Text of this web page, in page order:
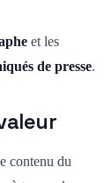
et les
de presse.
contenu du